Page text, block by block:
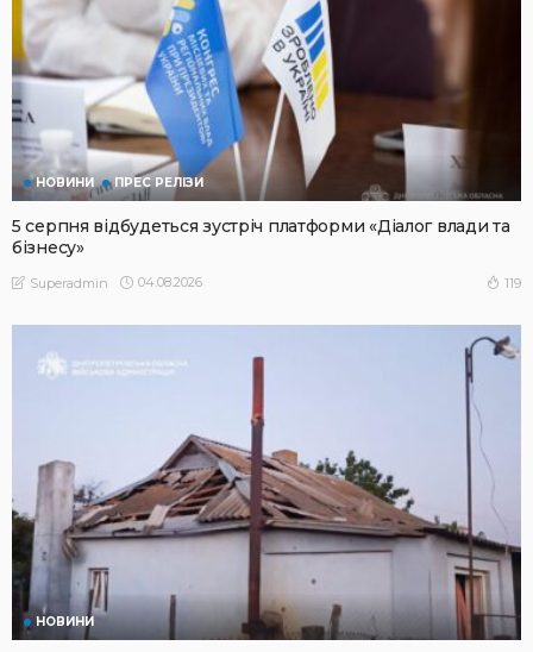
НОВИНИ ПРЕС РЕЛІЗИ
5 серпня відбудеться зустріч платформи «Діалог влади та
бізнесу»
Superadmin 04.08.2026 119
НОВИНИ